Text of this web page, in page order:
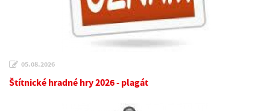
05.08.2026
Štítnické hradné hry 2026 - plagát